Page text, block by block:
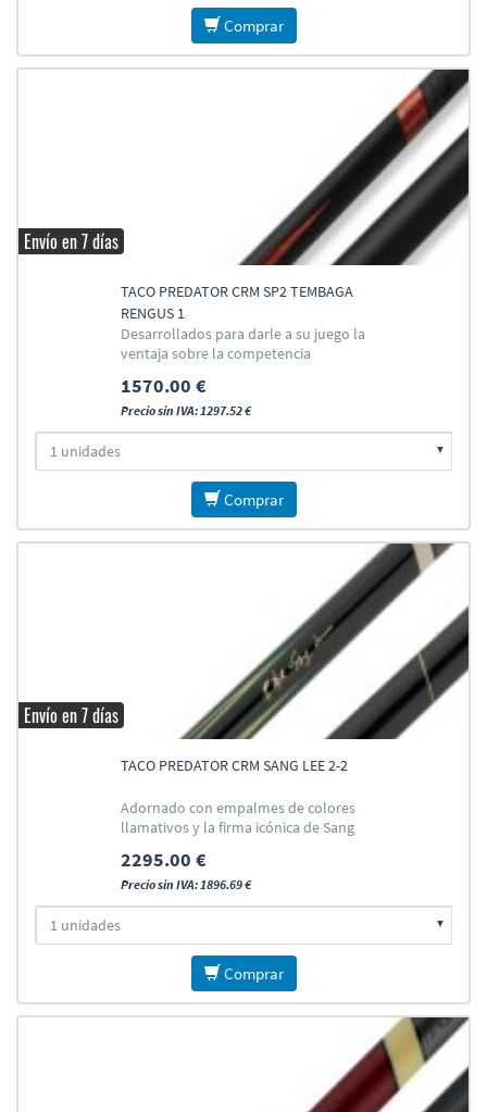
Comprar
Envío en 7 días
TACO PREDATOR CRM SP2 TEMBAGA
RENGUS 1
Desarrollados para darle a su juego la
ventaja sobre la competencia
1570.00 €
Precio sin IVA: 1297.52 €
Comprar
Envío en 7 días
TACO PREDATOR CRM SANG LEE 2-2
Adornado con empalmes de colores
llamativos y la firma icónica de Sang
2295.00 €
Precio sin IVA: 1896.69 €
Comprar